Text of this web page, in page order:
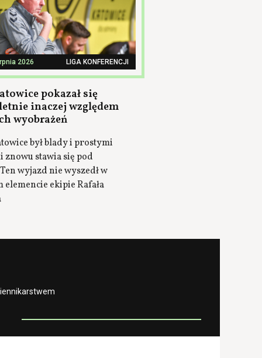
2026 LIGA KONFERENCJI
pokazał się
inaczej względem
wyobrażeń
był blady i prostymi
znowu stawia się pod
wyjazd nie wyszedł w
elemencie ekipie Rafała